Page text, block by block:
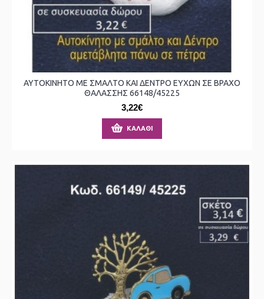
ΑΥΤΟΚΙΝΗΤΟ ΜΕ ΣΜΑΛΤΟ ΚΑΙ ΔΕΝΤΡΟ ΕΥΧΩΝ ΣΕ ΒΡΑΧΟ
ΘΑΛΑΣΣΗΣ 66148/45225
3,22€
ΚΑΛΆΘΙ